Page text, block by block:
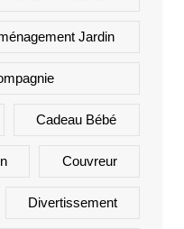
Jardin
Cadeau Bébé
Couvreur
Divertissement